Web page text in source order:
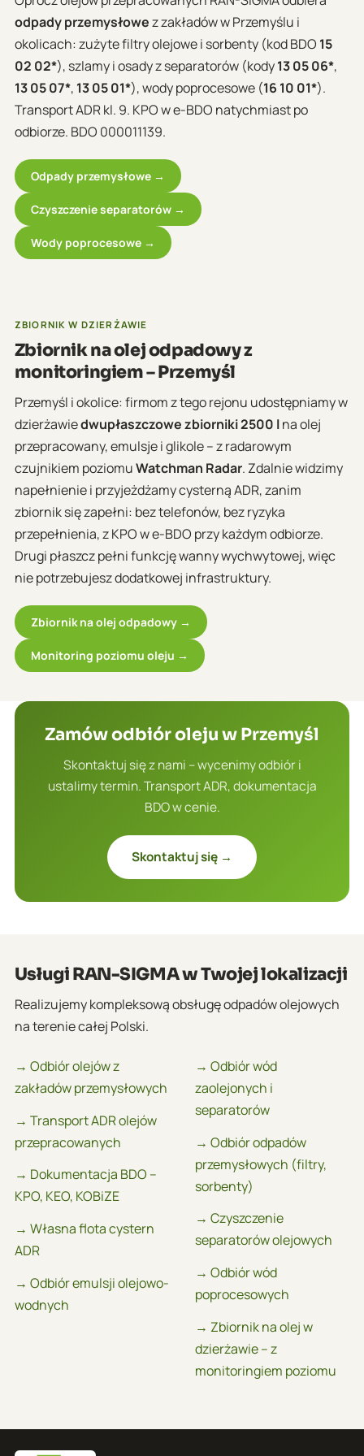
odpady przemysłowez zakładów w Przemyślu i
okolicach: zużyte filtry olejowe i sorbenty (kod BDO 15
02 02*), szlamy i osady z separatorów (kody13 05 06*,
13 05 07*, 13 05 01*), wody poprocesowe (16 10 01*).
Transport ADR kl. 9. KPO w e-BDO natychmiast po
odbiorze. BDO 000011139.
Odpady przemysłowe →
Czyszczenie separatorów →
Wody poprocesowe →
ZBIORNIK W DZIERŻAWIE
Zbiornik na olej odpadowy z
monitoringiem – Przemyśl
Przemyśl i okolice: firmom z tego rejonu udostępniamy w
dzierżawiedwupłaszczowe zbiorniki 2500 lna olej
przepracowany, emulsje i glikole – z radarowym
czujnikiem poziomuWatchman Radar. Zdalnie widzimy
napełnienie i przyjeżdżamy cysterną ADR, zanim
zbiornik się zapełni: bez telefonów, bez ryzyka
przepełnienia, z KPO w e-BDO przy każdym odbiorze.
Drugi płaszcz pełni funkcję wanny wychwytowej, więc
nie potrzebujesz dodatkowej infrastruktury.
Zbiornik na olej odpadowy →
Monitoring poziomu oleju →
Zamów odbiór oleju w Przemyśl
Skontaktuj się z nami – wycenimy odbiór i
ustalimy termin. Transport ADR, dokumentacja
BDO w cenie.
Skontaktuj się →
Usługi RAN-SIGMA w Twojej lokalizacji
Realizujemy kompleksową obsługę odpadów olejowych
na terenie całej Polski.
→ Odbiór olejów z
zakładów przemysłowych
→ Transport ADR olejów
przepracowanych
→ Dokumentacja BDO –
KPO, KEO, KOBiZE
→ Własna flota cystern
ADR
→ Odbiór emulsji olejowo-
wodnych
→ Odbiór wód
zaolejonych i
separatorów
→ Odbiór odpadów
przemysłowych (filtry,
sorbenty)
→ Czyszczenie
separatorów olejowych
→ Odbiór wód
poprocesowych
→ Zbiornik na olej w
dzierżawie – z
monitoringiem poziomu